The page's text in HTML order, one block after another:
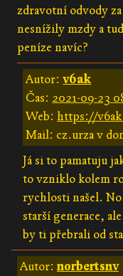
zdravotní odvody za
nesnížily mzdy a
peníze navíc?
Autor:v6ak
Čas: 2021-09-23
Web:https://
Mail: cz.urza v
Já si to pamatuju
to vzniklo kolem
rychlosti našel.
starší generace,
by ti přebrali od
Autor:norbertsnv